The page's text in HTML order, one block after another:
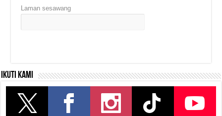
Laman sesawang
Ikuti kami